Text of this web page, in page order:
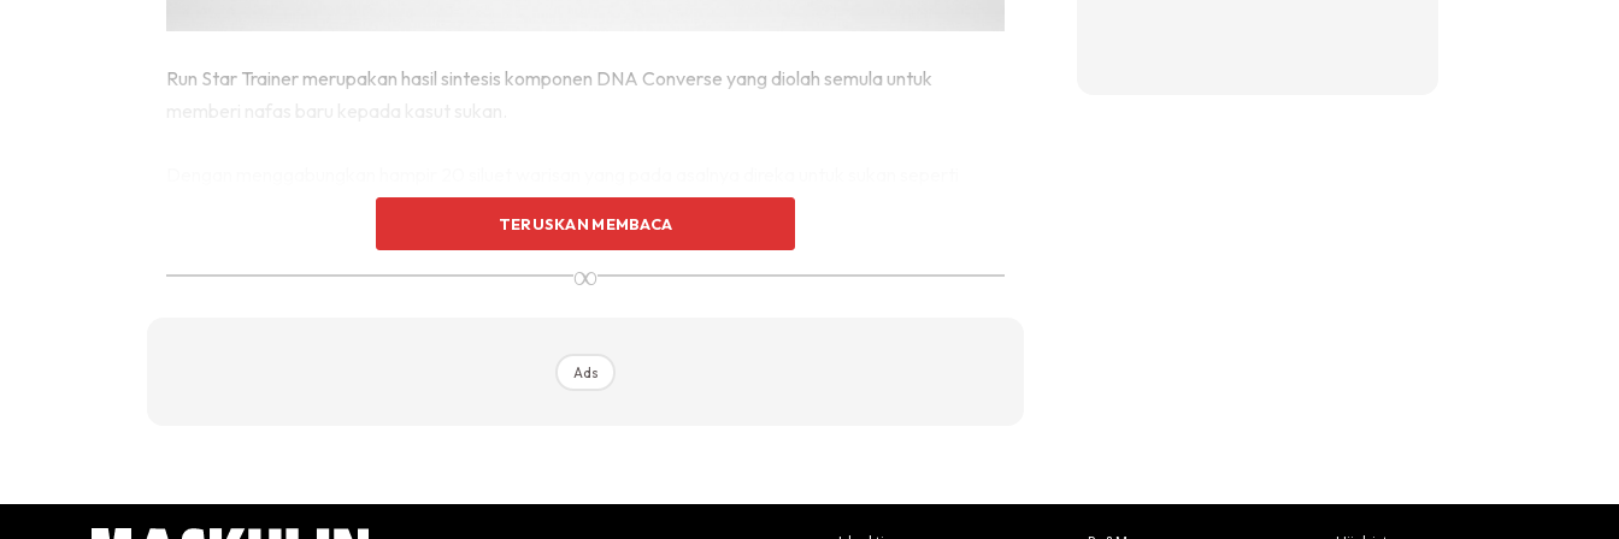
Run Star Trainer merupakan hasil sintesis komponen DNA Converse yang diolah semula untuk
karate, bola sepak dan lompat kijang, Converse berjaya mencipta sesuatu yang mengagumkan.
TERUSKAN MEMBACA
∞
Ads